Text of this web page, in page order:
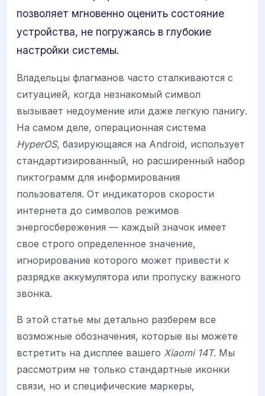
позволяет мгновенно оценить состояние
устройства, не погружаясь в глубокие
настройки системы.
Владельцы флагманов часто сталкиваются с
ситуацией, когда незнакомый символ
вызывает недоумение или даже легкую панигу.
На самом деле, операционная система
HyperOS, базирующаяся на Android, использует
стандартизированный, но расширенный набор
пиктограмм для информирования
пользователя. От индикаторов скорости
интернета до символов режимов
энергосбережения — каждый значок имеет
свое строго определенное значение,
игнорирование которого может привести к
разрядке аккумулятора или пропуску важного
звонка.
В этой статье мы детально разберем все
возможные обозначения, которые вы можете
встретить на дисплее вашего Xiaomi 14T. Мы
рассмотрим не только стандартные иконки
связи, но и специфические маркеры,